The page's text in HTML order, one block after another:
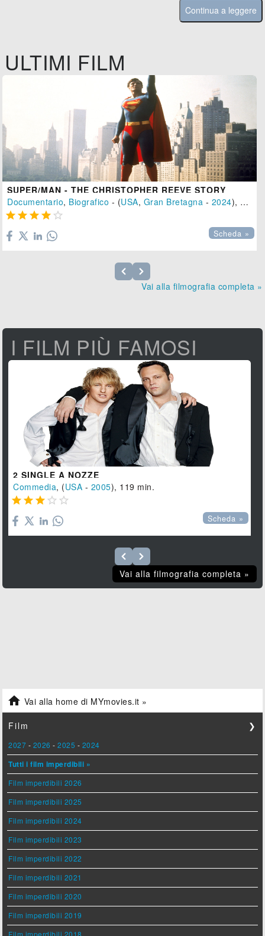
Continua a leggere
ULTIMI FILM
SUPER/MAN - THE CHRISTOPHER REEVE STORY
Documentario, Biografico - (USA, Gran Bretagna - 2024), 106 min.
    
Scheda »
Vai alla filmografia completa »
I FILM PIÙ FAMOSI
2 SINGLE A NOZZE
Commedia, (USA - 2005), 119 min.
    
Scheda »
Vai alla filmografia completa »
 Vai alla home di MYmovies.it »
Film ❯
2027 - 2026 -2025 - 2024
Tutti i film imperdibili »
Film imperdibili 2026
Film imperdibili 2025
Film imperdibili 2024
Film imperdibili 2023
Film imperdibili 2022
Film imperdibili 2021
Film imperdibili 2020
Film imperdibili 2019